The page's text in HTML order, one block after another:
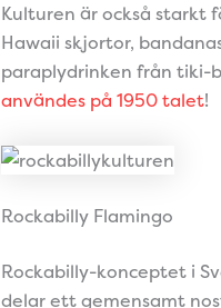
Kulturen är också starkt
Hawaii skjortor,
paraplydrinken från tiki-
användes på 1950 talet!
Rockabilly Flamingo
Rockabilly-konceptet i
delar ett gemensamt